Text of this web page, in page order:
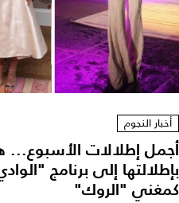
أخبار النجوم
أجمل إطلالات الأسبوع...
بإطلالتها إلى برنامج
كمغني "الروك"